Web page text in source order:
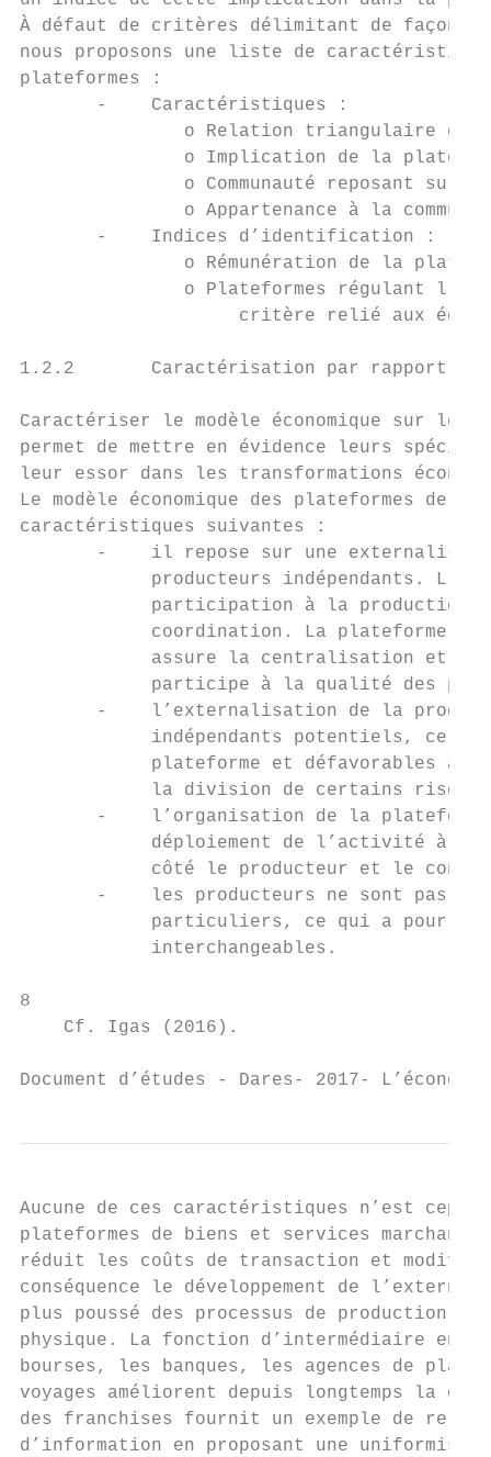
À défaut de critères délimitant de façon
nous proposons une liste de
plateformes :
       -    Caractéristiques :
o Relation triangulaire
o Implication de la
o Communauté reposant sur
o Appartenance à la
       -    Indices d’identification :
o Rémunération de la
o Plateformes régulant
critère relié aux
1.2.2       Caractérisation par rapport aux
Caractériser le modèle économique sur
permet de mettre en évidence leurs
leur essor dans les transformations
Le modèle économique des plateformes de
caractéristiques suivantes :
-    il repose sur une
producteurs indépendants.
participation à la production
coordination. La plateforme
assure la centralisation et
participe à la qualité des
-    l’externalisation de la
indépendants potentiels, ce
plateforme et défavorables
la division de certains
-    l’organisation de la
déploiement de l’activité à
côté le producteur et le
-    les producteurs ne sont pas
particuliers, ce qui a pour
            interchangeables.
8
    Cf. Igas (2016).
Document d’études - Dares- 2017-
Aucune de ces caractéristiques n’est
plateformes de biens et services
réduit les coûts de transaction et
conséquence le développement de
plus poussé des processus de production
physique. La fonction d’intermédiaire
bourses, les banques, les agences de
voyages améliorent depuis longtemps la
des franchises fournit un exemple de
d’information en proposant une